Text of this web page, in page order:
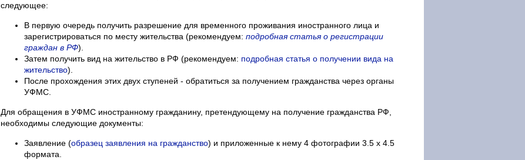
следующее:
В первую очередь получить разрешение для временного проживания иностранного лица и
зарегистрироваться по месту жительства (рекомендуем: подробная статья о регистрации
граждан в РФ).
Затем получить вид на жительство в РФ (рекомендуем: подробная статья о получении вида на
жительство).
После прохождения этих двух ступеней - обратиться за получением гражданства через органы
УФМС.
Для обращения в УФМС иностранному гражданину, претендующему на получение гражданства РФ,
необходимы следующие документы:
Заявление (образец заявления на гражданство) и приложенные к нему 4 фотографии 3.5 х 4.5
формата.